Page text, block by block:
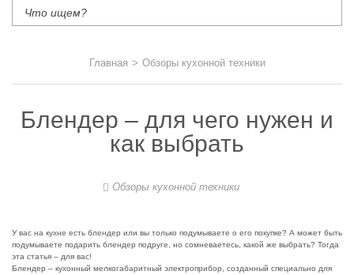
Главная > Обзоры кухонной техники
Блендер – для чего нужен и
как выбрать
Обзоры кухонной техники
У вас на кухне есть блендер или вы только подумываете о его покупке? А может быть
подумываете подарить блендер подруге, но сомневаетесь, какой же выбрать? Тогда
эта статья – для вас!
Блендер – кухонный мелкогабаритный электроприбор, созданный специально для